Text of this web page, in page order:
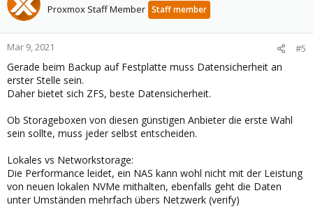
Proxmox Staff Member Staff member
Mar 9, 2021 #5
Gerade beim Backup auf Festplatte muss Datensicherheit an
erster Stelle sein.
Daher bietet sich ZFS, beste Datensicherheit.
Ob Storageboxen von diesen günstigen Anbieter die erste Wahl
sein sollte, muss jeder selbst entscheiden.
Lokales vs Networkstorage:
Die Performance leidet, ein NAS kann wohl nicht mit der Leistung
von neuen lokalen NVMe mithalten, ebenfalls geht die Daten
unter Umständen mehrfach übers Netzwerk (verify)